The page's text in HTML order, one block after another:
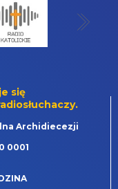
się
Archidiecezji
0001